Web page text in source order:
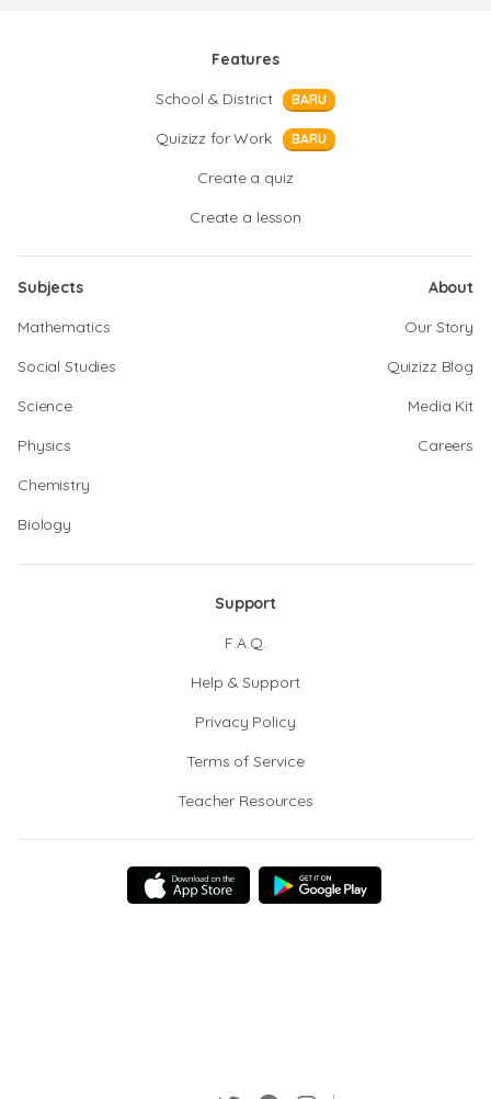
Features
School & District
BARU
Quizizz for Work BARU
Create a quiz
Create a lesson
Subjects
Mathematics
Social Studies
Science
Physics
Chemistry
Biology
About
Our Story
Quizizz Blog
Media Kit
Careers
Support
F.A.Q.
Help & Support
Privacy Policy
Terms of Service
Teacher Resources